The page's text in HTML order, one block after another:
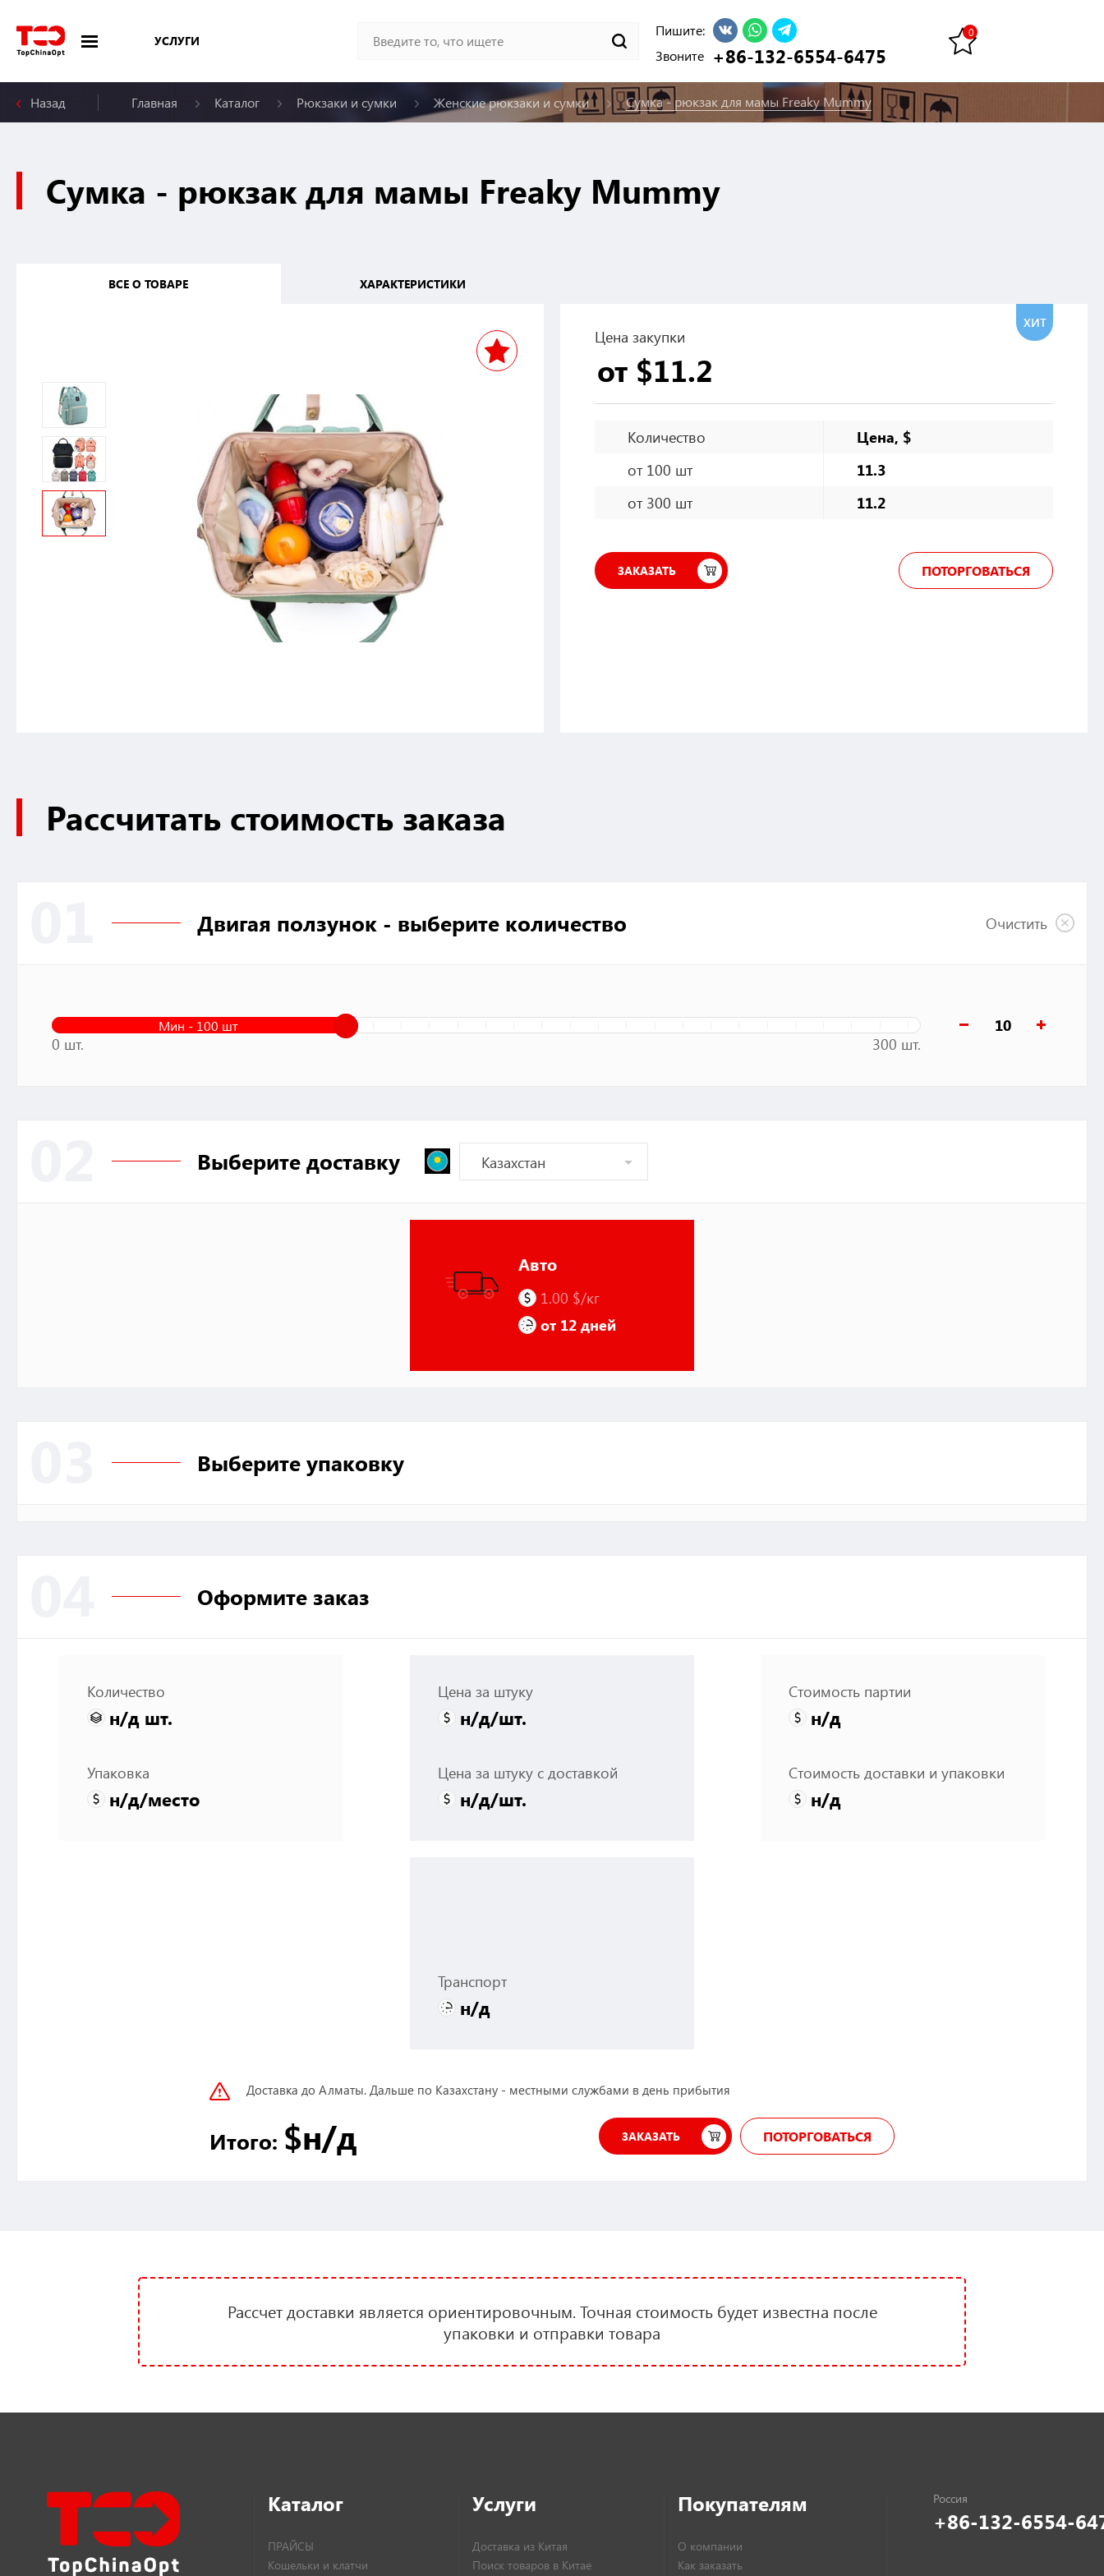
Меню
УСЛУГИ
Пишите:
Звоните +86-132-6554-6475
Назад Главная Каталог Рюкзаки и сумки Женские рюкзаки и сумки Сумка - рюкзак для мамы Freaky Mummy
Сумка - рюкзак для мамы Freaky Mummy
ВСЕ О ТОВАРЕ ХАРАКТЕРИСТИКИ
Цена закупки
от $11.2
Количество
Цена, $
от 100 шт
11.3
от 300 шт
11.2
ЗАКАЗАТЬ ПОТОРГОВАТЬСЯ
ХИТ
Рассчитать стоимость заказа
Двигая ползунок - выберите количество Очистить
Мин - 100 шт
0 шт. 300 шт.
Выберите доставку
Авто
1.00 $/кг
от 12 дней
Выберите упаковку
Оформите заказ
Количество
н/дшт.
Упаковка
н/д/место
Цена за штуку
н/д/шт.
Цена за штуку с доставкой
н/д/шт.
Стоимость партии
н/д
Стоимость доставки и упаковки
н/д
Транспорт
н/д
Доставка до Алматы. Дальше по Казахстану - местными службами в день прибытия
Итого: $н/д ЗАКАЗАТЬ ПОТОРГОВАТЬСЯ
Рассчет доставки является ориентировочным. Точная стоимость будет известна после
упаковки и отправки товара
Каталог
ПРАЙСЫ
Кошельки и клатчи
Услуги
Доставка из Китая
Поиск товаров в Китае
Покупателям
О компании
Как заказать
+86-132-6554-